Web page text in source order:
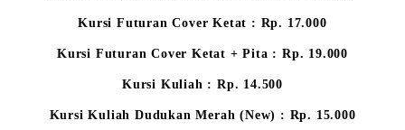
Kursi Futuran Cover Ketat : Rp. 17.000
Kursi Futuran Cover Ketat + Pita : Rp. 19.000
Kursi Kuliah : Rp. 14.500
Kursi Kuliah Dudukan Merah (New) : Rp. 15.000